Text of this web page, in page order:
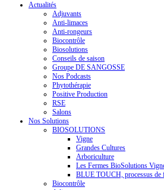
Actualités
Adjuvants
Anti-limaces
Anti-rongeurs
Biocontrôle
Biosolutions
Conseils de saison
Groupe DE SANGOSSE
Nos Podcasts
Phytothérapie
Positive Production
RSE
Salons
Nos Solutions
BIOSOLUTIONS
Vigne
Grandes Cultures
Arboriculture
Les Fermes BioSolutions
BLUE TOUCH, processus de
Biocontrôle